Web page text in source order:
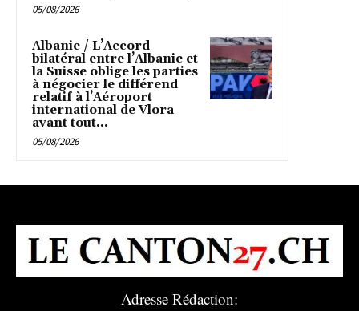
05/08/2026
Albanie / L’Accord
bilatéral entre l’Albanie et
la Suisse oblige les parties
à négocier le différend
relatif à l’Aéroport
international de Vlora
avant tout...
05/08/2026
Adresse Rédaction: